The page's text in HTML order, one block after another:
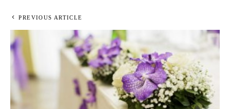
PREVIOUS ARTICLE